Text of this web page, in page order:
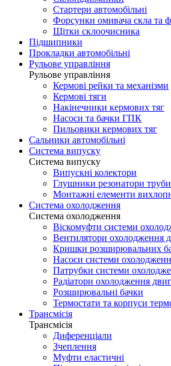
Стартери автомобільні
Форсунки омивача скла та
Щітки склоочисника
Підшипники
Прокладки автомобільні
Рульове управління
Рульове управління
Кермові рейки та механізми
Кермові тяги
Накінечники кермових тяг
Насоси та бачки ГПК
Пильовики кермових тяг
Сальники автомобільні
Система випуску
Система випуску
Випускні колектори
Глушники резонатори
Монтажні елементи
Система охолодження
Система охолодження
Віскомуфти системи
Вентилятори охолодження
Кришки розширювальних
Насоси системи
Патрубки системи
Радіатори охолодження
Розширювальні бачки
Термостати та корпуси
Трансмісія
Трансмісія
Диференціали
Зчеплення
Муфти еластичні